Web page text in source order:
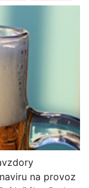
na provoz